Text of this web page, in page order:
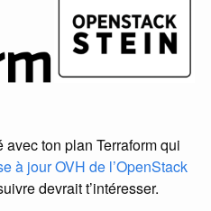
avec ton plan Terraform qui
à jour OVH de l’OpenStack
devrait t’intéresser.